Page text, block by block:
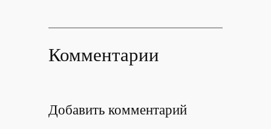
Комментарии
Добавить комментарий